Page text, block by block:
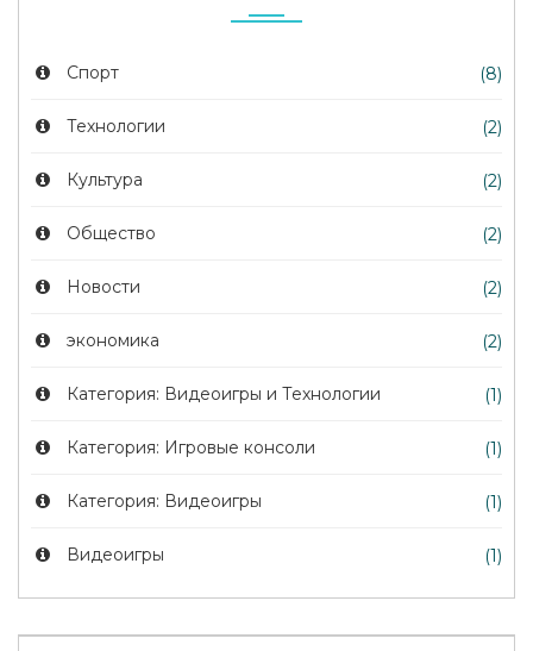
Спорт (8)
Технологии (2)
Культура (2)
Общество (2)
Новости (2)
экономика (2)
Категория: Видеоигры и Технологии (1)
Категория: Игровые консоли (1)
Категория: Видеоигры (1)
Видеоигры (1)